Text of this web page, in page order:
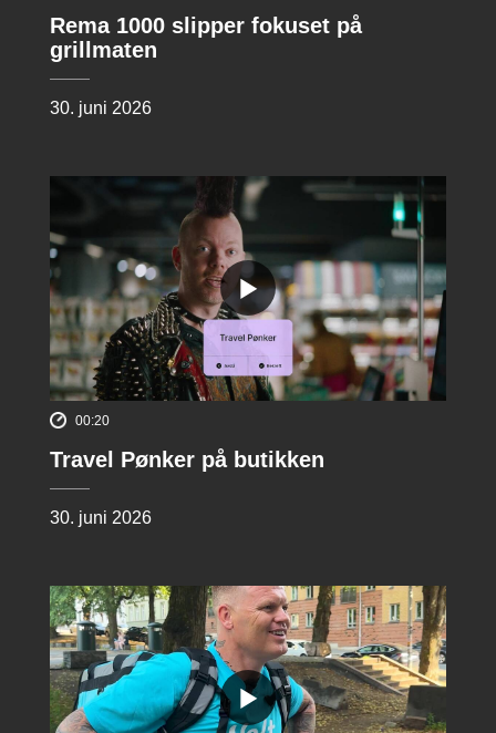
Rema 1000 slipper fokuset på
grillmaten
30. juni 2026
00:20
Travel Pønker på butikken
30. juni 2026